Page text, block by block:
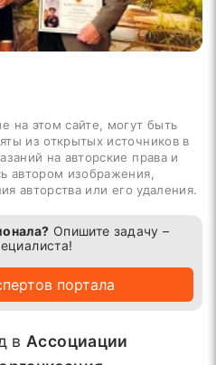
на этом сайте, могут быть
из открытых источников в
на авторские права и
автором изображения,
авторства или его удаления.
Опишите задачу –
портала
в Ассоциации